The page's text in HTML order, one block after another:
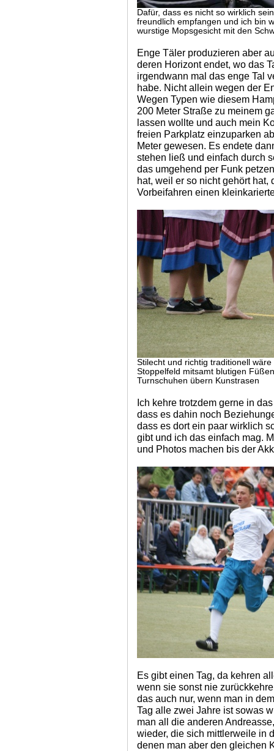
Dafür, dass es nicht so wirklich
freundlich empfangen und ich bin
wurstige Mopsgesicht mit den
Enge Täler produzieren aber
deren Horizont endet, wo das
irgendwann mal das enge Tal
habe. Nicht allein wegen der
Wegen Typen wie diesem
200 Meter Straße zu meinem
lassen wollte und auch mein
freien Parkplatz einzuparken
Meter gewesen. Es endete
stehen ließ und einfach durch
das umgehend per Funk
hat, weil er so nicht gehört hat,
Vorbeifahren einen
Stilecht und richtig traditionell
Stoppelfeld mitsamt blutigen
Turnschuhen übern Kunstrasen
Ich kehre trotzdem gerne in
dass es dahin noch
dass es dort ein paar wirklich
gibt und ich das einfach mag.
und Photos machen bis der
Es gibt einen Tag, da kehren
wenn sie sonst nie
das auch nur, wenn man in
Tag alle zwei Jahre ist sowas
man all die anderen
wieder, die sich mittlerweile in
denen man aber den gleichen